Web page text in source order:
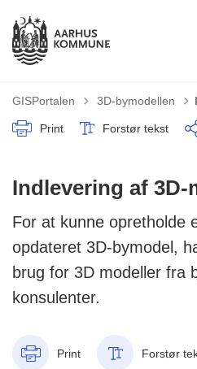
GISPortalen Tilbage til
3D-bymodellen
Print Forstør tekst
Indlevering af 3D-
For at kunne opretholde
opdateret 3D-bymodel,
brug for 3D modeller fra
konsulenter.
Print Forstør